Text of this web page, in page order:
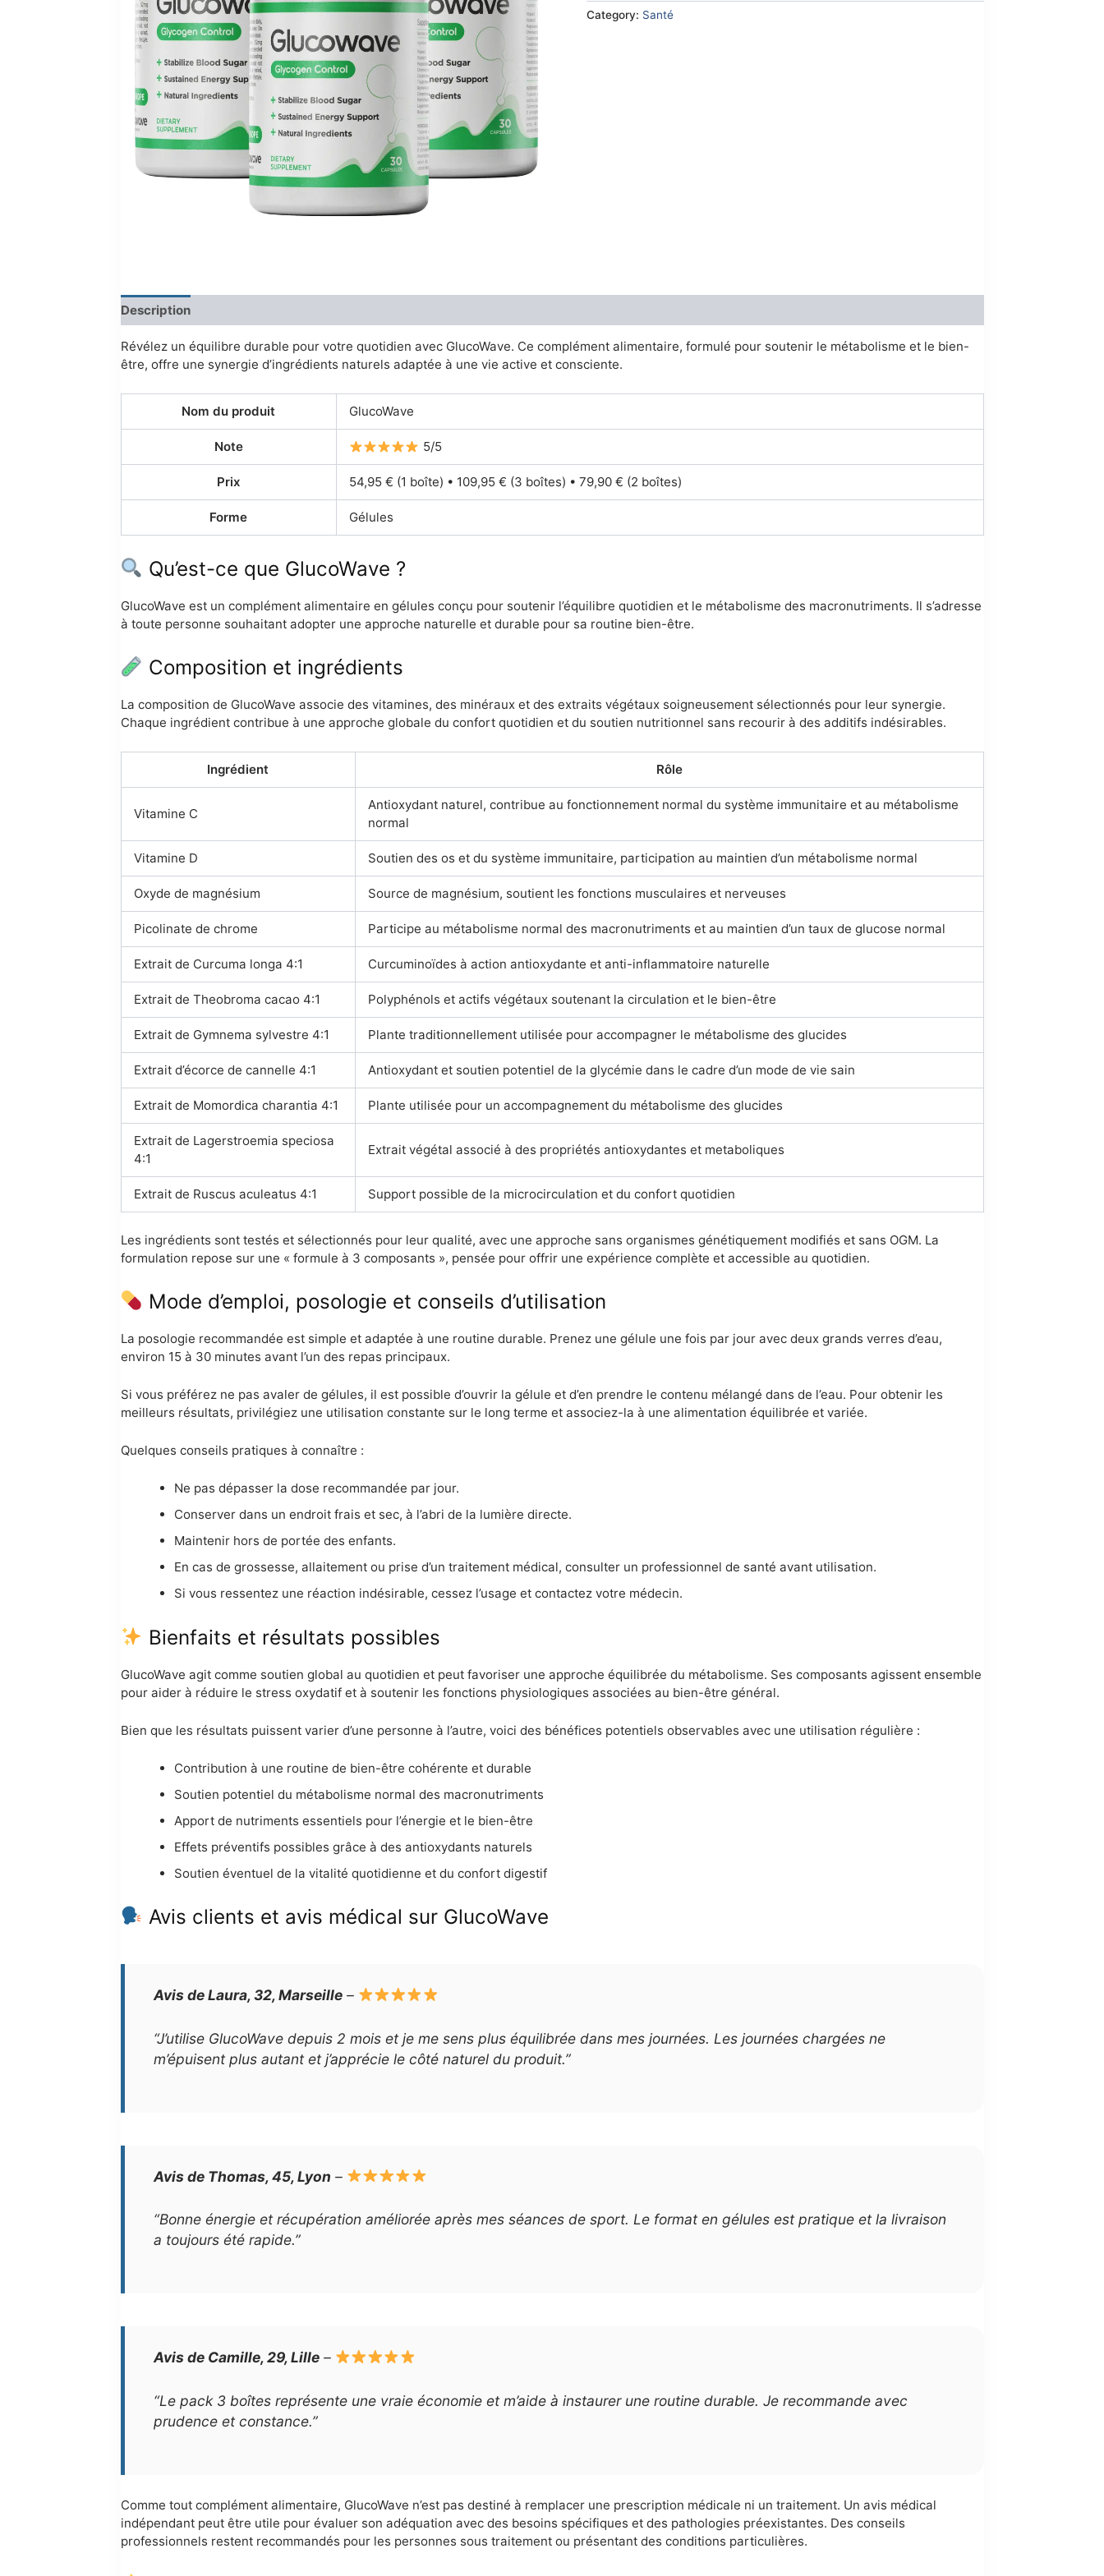
Category: Santé
Description
Révélez un équilibre durable pour votre quotidien avec GlucoWave. Ce complément alimentaire, formulé pour soutenir le métabolisme et le bien-
être, offre une synergie d’ingrédients naturels adaptée à une vie active et consciente.
Nom du produit GlucoWave
Note 5/5
Prix 54,95 € (1 boîte) • 109,95 € (3 boîtes) • 79,90 € (2 boîtes)
Forme Gélules
Qu’est-ce que GlucoWave ?
GlucoWave est un complément alimentaire en gélules conçu pour soutenir l’équilibre quotidien et le métabolisme des macronutriments. Il s’adresse
à toute personne souhaitant adopter une approche naturelle et durable pour sa routine bien-être.
Composition et ingrédients
La composition de GlucoWave associe des vitamines, des minéraux et des extraits végétaux soigneusement sélectionnés pour leur synergie.
Chaque ingrédient contribue à une approche globale du confort quotidien et du soutien nutritionnel sans recourir à des additifs indésirables.
Ingrédient Rôle
Vitamine C
Antioxydant naturel, contribue au fonctionnement normal du système immunitaire et au métabolisme
normal
Vitamine D Soutien des os et du système immunitaire, participation au maintien d’un métabolisme normal
Oxyde de magnésium Source de magnésium, soutient les fonctions musculaires et nerveuses
Picolinate de chrome Participe au métabolisme normal des macronutriments et au maintien d’un taux de glucose normal
Extrait de Curcuma longa 4:1 Curcuminoïdes à action antioxydante et anti-inflammatoire naturelle
Extrait de Theobroma cacao 4:1 Polyphénols et actifs végétaux soutenant la circulation et le bien-être
Extrait de Gymnema sylvestre 4:1 Plante traditionnellement utilisée pour accompagner le métabolisme des glucides
Extrait d’écorce de cannelle 4:1 Antioxydant et soutien potentiel de la glycémie dans le cadre d’un mode de vie sain
Extrait de Momordica charantia 4:1 Plante utilisée pour un accompagnement du métabolisme des glucides
Extrait de Lagerstroemia speciosa
4:1
Extrait végétal associé à des propriétés antioxydantes et metaboliques
Extrait de Ruscus aculeatus 4:1 Support possible de la microcirculation et du confort quotidien
Les ingrédients sont testés et sélectionnés pour leur qualité, avec une approche sans organismes génétiquement modifiés et sans OGM. La
formulation repose sur une « formule à 3 composants », pensée pour offrir une expérience complète et accessible au quotidien.
Mode d’emploi, posologie et conseils d’utilisation
La posologie recommandée est simple et adaptée à une routine durable. Prenez une gélule une fois par jour avec deux grands verres d’eau,
environ 15 à 30 minutes avant l’un des repas principaux.
Si vous préférez ne pas avaler de gélules, il est possible d’ouvrir la gélule et d’en prendre le contenu mélangé dans de l’eau. Pour obtenir les
meilleurs résultats, privilégiez une utilisation constante sur le long terme et associez-la à une alimentation équilibrée et variée.
Quelques conseils pratiques à connaître :
Ne pas dépasser la dose recommandée par jour.
Conserver dans un endroit frais et sec, à l’abri de la lumière directe.
Maintenir hors de portée des enfants.
En cas de grossesse, allaitement ou prise d’un traitement médical, consulter un professionnel de santé avant utilisation.
Si vous ressentez une réaction indésirable, cessez l’usage et contactez votre médecin.
Bienfaits et résultats possibles
GlucoWave agit comme soutien global au quotidien et peut favoriser une approche équilibrée du métabolisme. Ses composants agissent ensemble
pour aider à réduire le stress oxydatif et à soutenir les fonctions physiologiques associées au bien-être général.
Bien que les résultats puissent varier d’une personne à l’autre, voici des bénéfices potentiels observables avec une utilisation régulière :
Contribution à une routine de bien-être cohérente et durable
Soutien potentiel du métabolisme normal des macronutriments
Apport de nutriments essentiels pour l’énergie et le bien-être
Effets préventifs possibles grâce à des antioxydants naturels
Soutien éventuel de la vitalité quotidienne et du confort digestif
Avis clients et avis médical sur GlucoWave
Avis de Laura, 32, Marseille–
“J’utilise GlucoWave depuis 2 mois et je me sens plus équilibrée dans mes journées. Les journées chargées ne
m’épuisent plus autant et j’apprécie le côté naturel du produit.”
Avis de Thomas, 45, Lyon –
“Bonne énergie et récupération améliorée après mes séances de sport. Le format en gélules est pratique et la livraison
a toujours été rapide.”
Avis de Camille, 29, Lille–
“Le pack 3 boîtes représente une vraie économie et m’aide à instaurer une routine durable. Je recommande avec
prudence et constance.”
Comme tout complément alimentaire, GlucoWave n’est pas destiné à remplacer une prescription médicale ni un traitement. Un avis médical
indépendant peut être utile pour évaluer son adéquation avec des besoins spécifiques et des pathologies préexistantes. Des conseils
professionnels restent recommandés pour les personnes sous traitement ou présentant des conditions particulières.